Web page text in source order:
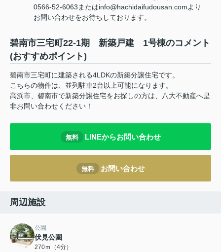
0566-52-6063またはinfo@hachidaifudousan.comより
お問い合わせをお待ちしております。
碧南市三宅町22-1期 新築戸建 1号棟のコメント
(おすすめポイント)
碧南市三宅町に建築される4LDKの新築分譲住宅です。
こちらの物件は、並列駐車2台以上可能になります。
高浜市、碧南市で新築分譲住宅をお探しの方は、八大不動産へ是
非お問い合わせください！
無料 LINEからお問い合わせ
無料 お問い合わせ
周辺施設
公園
伏見公園
270ｍ（4分）